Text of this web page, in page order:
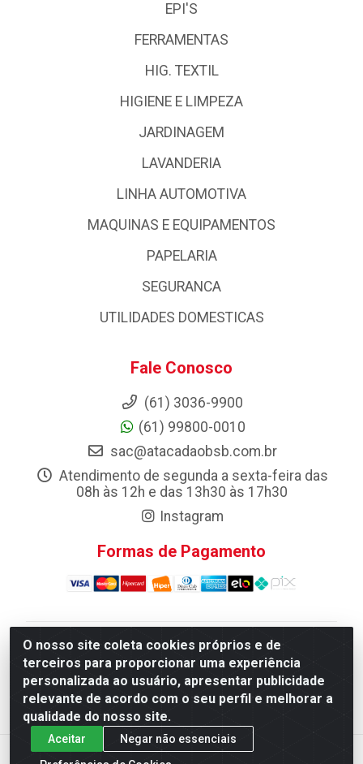
O nosso site coleta cookies próprios e de
terceiros para proporcionar uma experiência
personalizada ao usuário, apresentar publicidade
relevante de acordo com o seu perfil e melhorar a
qualidade do nosso site.
Aceitar
Negar não essenciais
EPI'S
FERRAMENTAS
HIG. TEXTIL
HIGIENE E LIMPEZA
JARDINAGEM
LAVANDERIA
LINHA AUTOMOTIVA
MAQUINAS E EQUIPAMENTOS
PAPELARIA
SEGURANCA
UTILIDADES DOMESTICAS
Fale Conosco
(61) 3036-9900
(61) 99800-0010
sac@atacadaobsb.com.br
Atendimento de segunda a sexta-feira das
08h às 12h e das 13h30 às 17h30
Instagram
Formas de Pagamento
Atacadao da Limpeza F. Pereira Queiroz Comercio e
Distribuicao LTDA - Quadra Qi 10 Lotes 39 e, 41 - Setor
Industrial (Taguatinga), Brasília/DF - CEP 72.135-100 -
CNPJ 13.184.675/0001-80